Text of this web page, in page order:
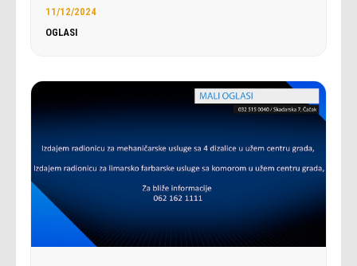
11/12/2024
OGLASI